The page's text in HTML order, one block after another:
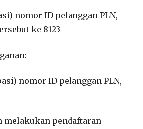
nomor ID pelanggan PLN,
ke 8123
nomor ID pelanggan PLN,
melakukan pendaftaran